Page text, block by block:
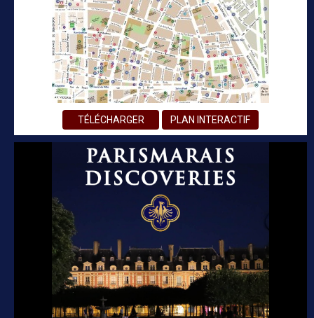
TÉLÉCHARGER PLAN INTERACTIF